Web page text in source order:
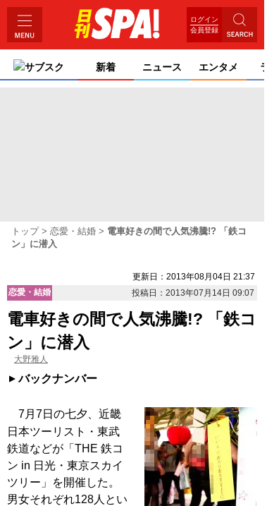
ログイン
会員登録
サブスク 新着 ニュース エンタメ
トップ 恋愛・結婚
電車好きの間で人気沸騰!? 「鉄コ
ン」に潜入
更新日：2013年08月04日 21:37
恋愛・結婚
投稿日：2013年07月14日 09:07
電車好きの間で人気沸騰!? 「鉄コ
ン」に潜入
大野雅人
バックナンバー
7月7日の七夕、近畿
日本ツーリスト・東武
鉄道などが「THE 鉄コ
ン in 日光・東京スカイ
ツリー」を開催した。
男女それぞれ128人とい